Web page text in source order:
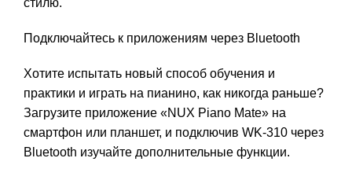
стилю.
Подключайтесь к приложениям через Bluetooth
Хотите испытать новый способ обучения и
практики и играть на пианино, как никогда раньше?
Загрузите приложение «NUX Piano Mate» на
смартфон или планшет, и подключив WK-310 через
Bluetooth изучайте дополнительные функции.